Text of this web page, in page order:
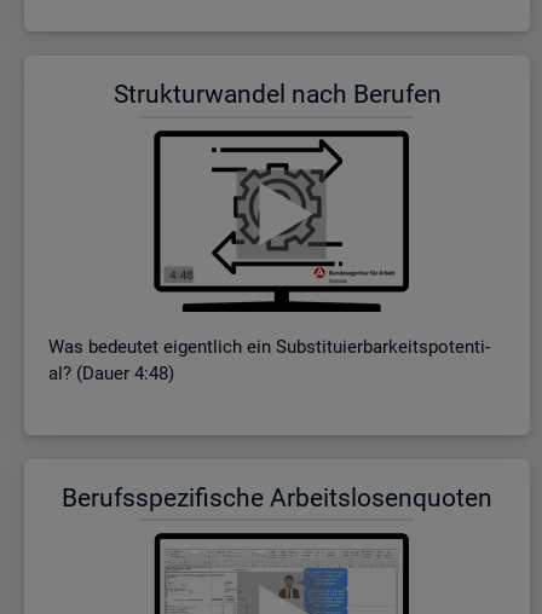
Struk­tur­wan­del nach Be­ru­fen
Was be­deu­tet ei­gent­lich ein Sub­sti­tu­ier­bar­keits­po­ten­ti­
al? (Dauer 4:48)
Be­rufs­spe­zi­fi­sche Ar­beits­lo­sen­quo­ten